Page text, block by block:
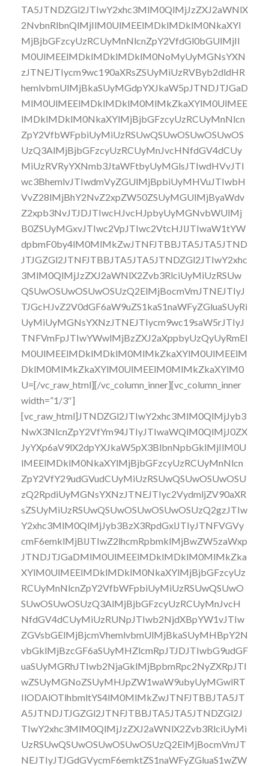
TA5JTNDZGl2JTIwY2xhc3MlM0QlMjJzZXJ2aWNlX
2NvbnRlbnQlMjIlM0UlMEElMDklMDklM0NkaXYl
MjBjbGFzcyUzRCUyMnNlcnZpY2VfdGl0bGUlMjIl
M0UlMEElMDklMDklMDklM0NoMyUyMGNsYXN
zJTNEJTIycm9wc190aXRsZSUyMiUzRVByb2dldHR
hemlvbmUlMjBkaSUyMGdpYXJkaW5pJTNDJTJGaD
MlM0UlMEElMDklMDklM0MlMkZkaXYlM0UlMEE
lMDklMDklM0NkaXYlMjBjbGFzcyUzRCUyMnNlcn
ZpY2VfbWFpbiUyMiUzRSUwQSUwOSUwOSUwOS
UzQ3AlMjBjbGFzcyUzRCUyMnJvcHNfdGV4dCUy
MiUzRVRyYXNmb3JtaWFtbyUyMGlsJTIwdHVvJTI
wc3BhemlvJTIwdmVyZGUlMjBpbiUyMHVuJTIwbH
VvZ28lMjBhY2NvZ2xpZW50ZSUyMGUlMjByaWdv
Z2xpb3NvJTJDJTIwcHJvcHJpbyUyMGNvbWUlMj
B0ZSUyMGxvJTIwc2VpJTIwc2VtcHJlJTIwaW1tYW
dpbmF0by4lM0MlMkZwJTNFJTBBJTA5JTA5JTND
JTJGZGl2JTNFJTBBJTA5JTA5JTNDZGl2JTIwY2xhc
3MlM0QlMjJzZXJ2aWNlX2Zvb3RlciUyMiUzRSUw
QSUwOSUwOSUwOSUzQ2ElMjBocmVmJTNEJTIyJ
TJGcHJvZ2V0dGF6aW9uZS1kaS1naWFyZGluaSUyRi
UyMiUyMGNsYXNzJTNEJTIycm9wc19saW5rJTIyJ
TNFVmFpJTIwYWwlMjBzZXJ2aXppbyUzQyUyRmEl
M0UlMEElMDklMDklM0MlMkZkaXYlM0UlMEElM
DklM0MlMkZkaXYlM0UlMEElM0MlMkZkaXYlM0
U=[/vc_raw_html][/vc_column_inner][vc_column_inner
width=”1/3″]
[vc_raw_html]JTNDZGl2JTIwY2xhc3MlM0QlMjJyb3
NwX3NlcnZpY2VfYm94JTIyJTIwaWQlM0QlMjJ0ZX
JyYXp6aV9lX2dpYXJkaW5pX3BlbnNpbGklMjIlM0U
lMEElMDklM0NkaXYlMjBjbGFzcyUzRCUyMnNlcn
ZpY2VfY29udGVudCUyMiUzRSUwQSUwOSUwOSU
zQ2RpdiUyMGNsYXNzJTNEJTIyc2VydmljZV90aXR
sZSUyMiUzRSUwQSUwOSUwOSUwOSUzQ2gzJTIw
Y2xhc3MlM0QlMjJyb3BzX3RpdGxlJTIyJTNFVGVy
cmF6emklMjBlJTIwZ2lhcmRpbmklMjBwZW5zaWxp
JTNDJTJGaDMlM0UlMEElMDklMDklM0MlMkZka
XYlM0UlMEElMDklMDklM0NkaXYlMjBjbGFzcyUz
RCUyMnNlcnZpY2VfbWFpbiUyMiUzRSUwQSUwO
SUwOSUwOSUzQ3AlMjBjbGFzcyUzRCUyMnJvcH
NfdGV4dCUyMiUzRUNpJTIwb2NjdXBpYW1vJTIw
ZGVsbGElMjBjcmVhemlvbmUlMjBkaSUyMHBpY2N
vbGklMjBzcGF6aSUyMHZlcmRpJTJDJTIwbG9udGF
uaSUyMGRhJTIwb2NjaGklMjBpbmRpc2NyZXRpJTI
wZSUyMGNoZSUyMHJpZW1waW9ubyUyMGwlRT
IlODAlOTlhbmltYS4lM0MlMkZwJTNFJTBBJTA5JT
A5JTNDJTJGZGl2JTNFJTBBJTA5JTA5JTNDZGl2J
TIwY2xhc3MlM0QlMjJzZXJ2aWNlX2Zvb3RlciUyMi
UzRSUwQSUwOSUwOSUwOSUzQ2ElMjBocmVmJT
NEJTIyJTJGdGVycmF6emktZS1naWFyZGluaS1wZW